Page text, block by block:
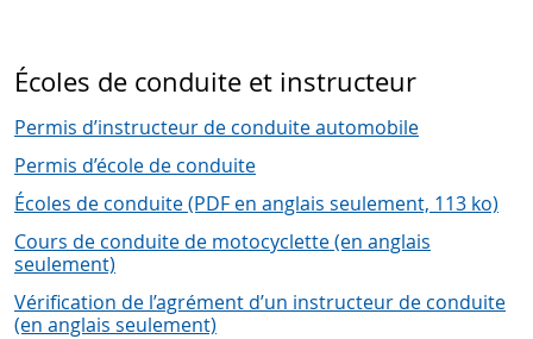
Écoles de conduite et instructeur
Permis d’instructeur de conduite automobile
Permis d’école de conduite
Écoles de conduite (PDF en anglais seulement, 113 ko)
Cours de conduite de motocyclette (en anglais
seulement)
Vérification de l’agrément d’un instructeur de conduite
(en anglais seulement)